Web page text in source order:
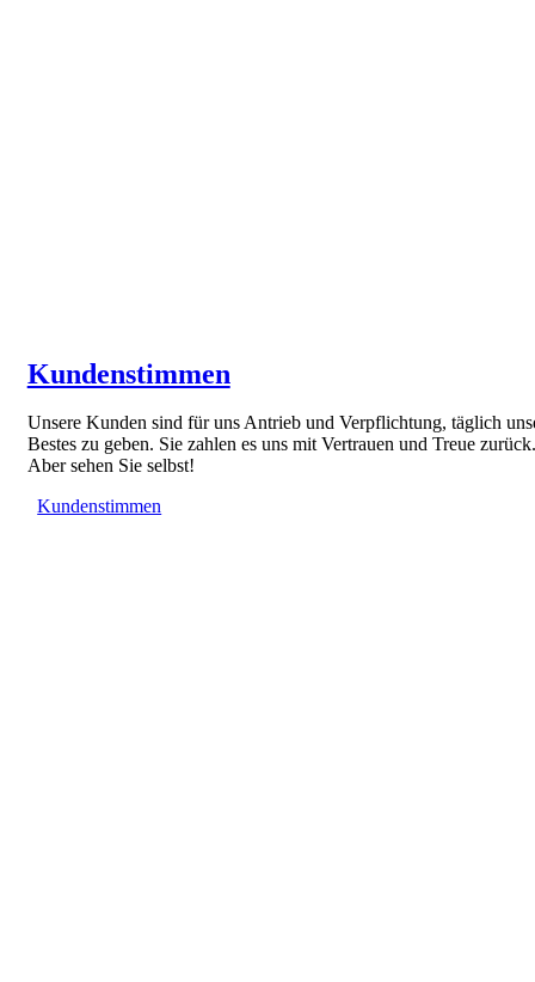
Kundenstimmen
Unsere Kunden sind für uns Antrieb und Verpflichtung, täglich
Bestes zu geben. Sie zahlen es uns mit Vertrauen und Treue zurück.
Aber sehen Sie selbst!
Kundenstimmen